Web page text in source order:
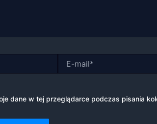
mail*
dane w tej przeglądarce podczas pisania